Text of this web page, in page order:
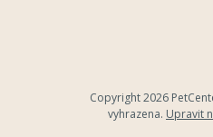
Copyright 2026
vyhrazena. Upravit